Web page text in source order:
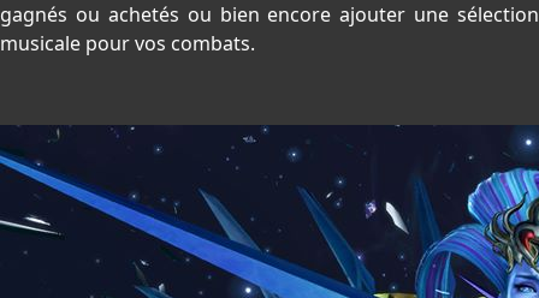
gagnés ou achetés ou bien encore ajouter une sélection
musicale pour vos combats.